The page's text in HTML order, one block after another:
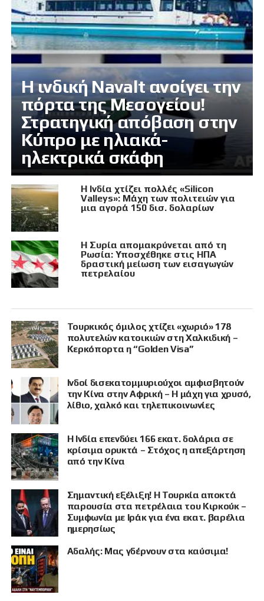
Η ινδική Navalt ανοίγει την
πόρτα της Μεσογείου!
Στρατηγική απόβαση στην
Κύπρο με ηλιακά-
ηλεκτρικά σκάφη
Η Ινδία χτίζει πολλές «Silicon
Valleys»: Μάχη των πολιτειών για
μια αγορά 150 δισ. δολαρίων
Η Συρία απομακρύνεται από τη
Ρωσία: Υποσχέθηκε στις ΗΠΑ
δραστική μείωση των εισαγωγών
πετρελαίου
Τουρκικός όμιλος χτίζει «χωριό» 178
πολυτελών κατοικιών στη Χαλκιδική –
Κερκόπορτα η “Golden Visa”
Ινδοί δισεκατομμυριούχοι αμφισβητούν
την Κίνα στην Αφρική – Η μάχη για χρυσό,
λίθιο, χαλκό και τηλεπικοινωνίες
Η Ινδία επενδύει 166 εκατ. δολάρια σε
κρίσιμα ορυκτά – Στόχος η απεξάρτηση
από την Κίνα
Σημαντική εξέλιξη! Η Τουρκία αποκτά
παρουσία στα πετρέλαια του Κιρκούκ –
Συμφωνία με Ιράκ για ένα εκατ. βαρέλια
ημερησίως
Αδαλής: Μας γδέρνουν στα καύσιμα!